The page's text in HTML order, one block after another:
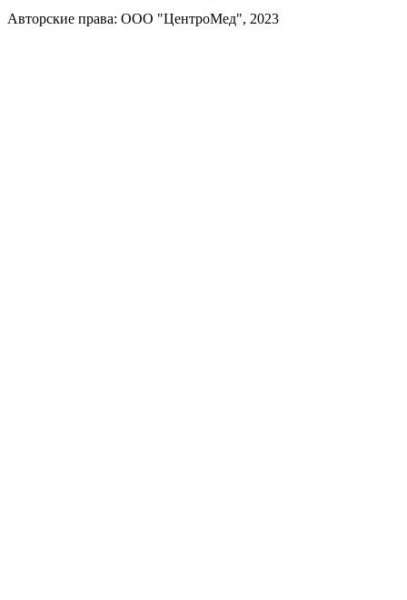
Авторские права: ООО "ЦентроМед", 2023